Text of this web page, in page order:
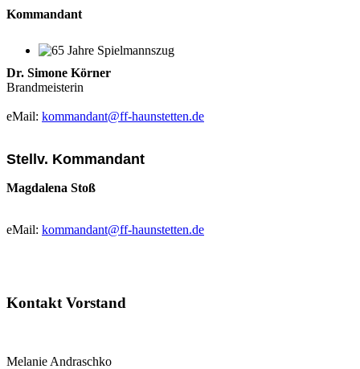
Kommandant
Dr. Simone Körner
Brandmeisterin
eMail: kommandant@ff-haunstetten.de
Stellv. Kommandant
Magdalena Stoß
eMail: kommandant@ff-haunstetten.de
Kontakt Vorstand
Melanie Andraschko